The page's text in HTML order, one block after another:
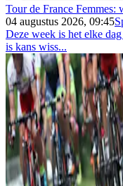
Tour de France Femmes:
04 augustus 2026, 09:45
Deze week is het elke
is kans wiss...